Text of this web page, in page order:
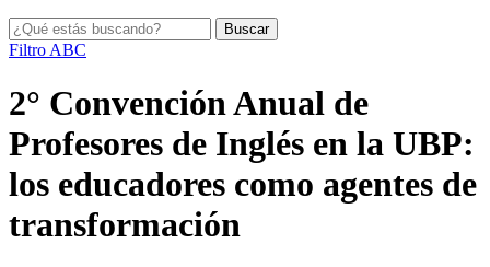
Filtro ABC
2° Convención Anual de
Profesores de Inglés en la UBP:
los educadores como agentes de
transformación